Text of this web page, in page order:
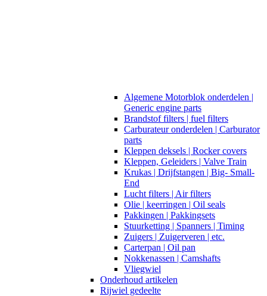
Algemene Motorblok onderdelen |
Generic engine parts
Brandstof filters | fuel filters
Carburateur onderdelen | Carburator
parts
Kleppen deksels | Rocker covers
Kleppen, Geleiders | Valve Train
Krukas | Drijfstangen | Big- Small-
End
Lucht filters | Air filters
Olie | keerringen | Oil seals
Pakkingen | Pakkingsets
Stuurketting | Spanners | Timing
Zuigers | Zuigerveren | etc.
Carterpan | Oil pan
Nokkenassen | Camshafts
Vliegwiel
Onderhoud artikelen
Rijwiel gedeelte